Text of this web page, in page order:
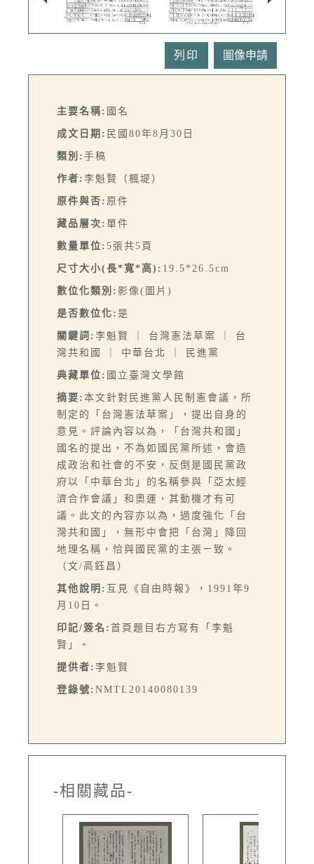
列印
主要名稱: 國名
成文日期: 民國80年8月30日
類別: 手稿
作者: 李魁賢（楓堤）
原件與否: 原件
藏品層次: 單件
數量單位: 5張共5頁
尺寸大小(長*寬*高): 19.5*26.5cm
數位化類別: 影像(圖片)
是否數位化: 是
關鍵詞: 李魁賢 ｜ 台灣憲法草案 ｜ 台
灣共和國 ｜ 中華台北 ｜ 民進黨
典藏單位: 國立臺灣文學館
摘要: 本文針對民進黨人民制憲會議，所
制定的「台灣憲法草案」，提出自身的
意見。評論內容以為，「台灣共和國」
國名的提出，不為如國民黨所述，會造
成政治和社會的不安，反倒是國民黨政
府以「中華台北」的名稱參與「亞太經
濟合作會議」和奧運，其動機才有可
議。此文的內容亦以為，過度強化「台
灣共和國」，無形中會把「台灣」降回
地理名稱，恰與國民黨的主張ㄧ致。
（文/高鈺昌）
其他說明: 互見《自由時報》，1991年9
月10日。
印記/簽名: 首頁題目右方寫有「李魁
賢」。
提供者: 李魁賢
登錄號: NMTL20140080139
-相關藏品-